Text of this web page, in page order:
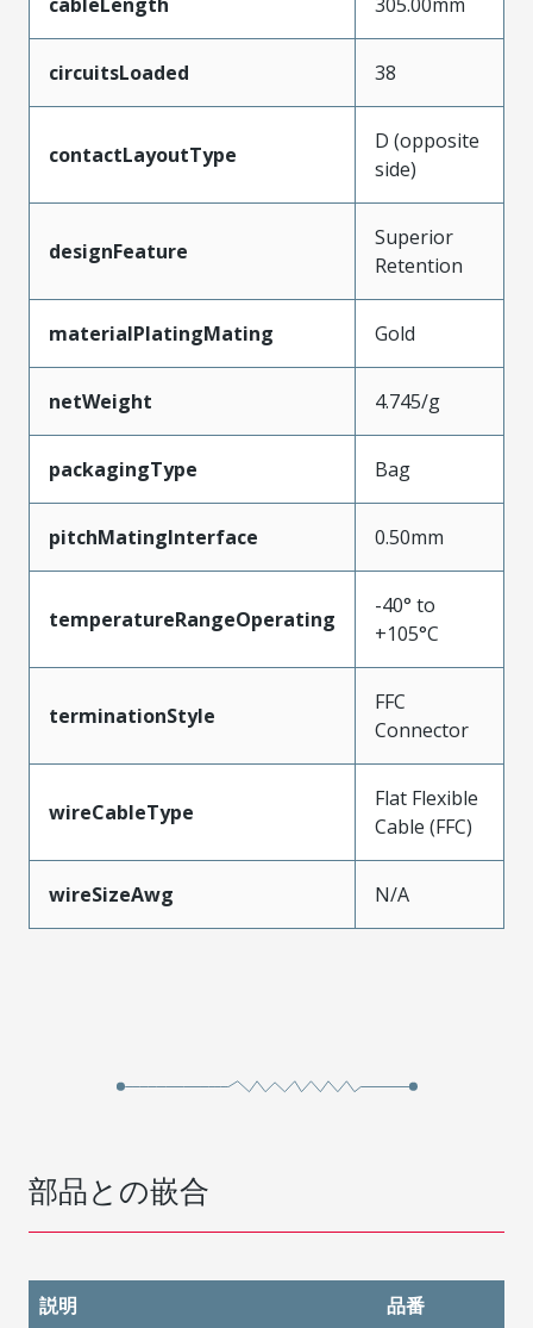
circuitsLoaded 38
contactLayoutType
D (opposite
side)
designFeature
Superior
Retention
materialPlatingMating Gold
netWeight 4.745/g
packagingType Bag
pitchMatingInterface 0.50mm
temperatureRangeOperating
-40° to
+105°C
terminationStyle
FFC
Connector
wireCableType
Flat Flexible
Cable (FFC)
wireSizeAwg N/A
部品との嵌合
説明
品番